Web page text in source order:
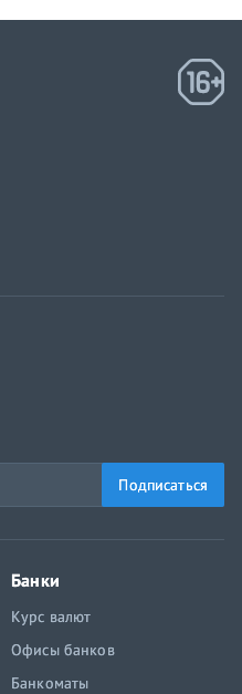
Подписаться
Банки
Курс валют
Офисы банков
Банкоматы